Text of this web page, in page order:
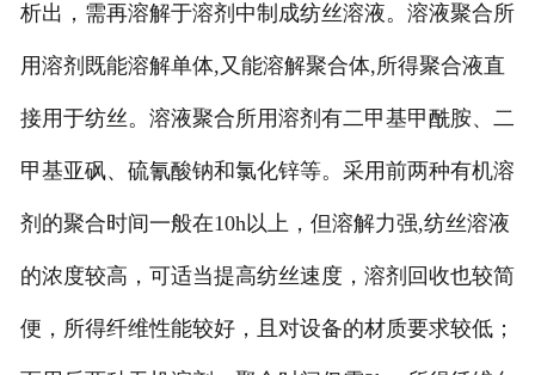
析出，需再溶解于溶剂中制成纺丝溶液。溶液聚合所
用溶剂既能溶解单体,又能溶解聚合体,所得聚合液直
接用于纺丝。溶液聚合所用溶剂有二甲基甲酰胺、二
甲基亚砜、硫氰酸钠和氯化锌等。采用前两种有机溶
剂的聚合时间一般在10h以上，但溶解力强,纺丝溶液
的浓度较高，可适当提高纺丝速度，溶剂回收也较简
便，所得纤维性能较好，且对设备的材质要求较低；